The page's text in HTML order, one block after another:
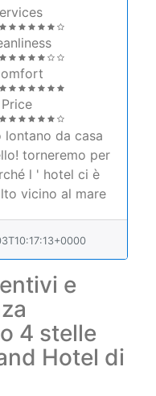
Price
lontano da casa
torneremo per
l ' hotel ci è
vicino al mare
e
4 stelle
Hotel di